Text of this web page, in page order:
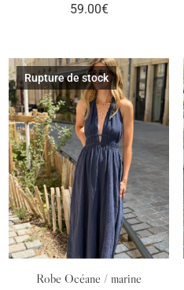
59.00€
Rupture de stock
Robe Océane / marine